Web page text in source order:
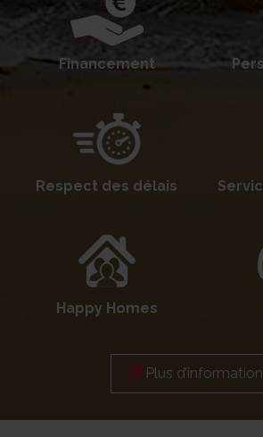
Financement
Respect des délais
Happy Homes
Plus